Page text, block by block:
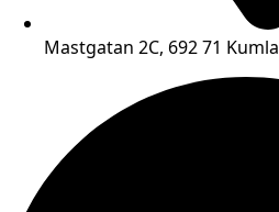
Mastgatan 2C, 692 71 Kumla